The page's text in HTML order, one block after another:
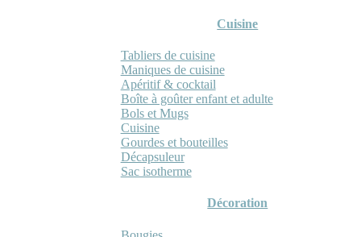
Cuisine
Tabliers de cuisine
Maniques de cuisine
Apéritif & cocktail
Boîte à goûter enfant et adulte
Bols et Mugs
Cuisine
Gourdes et bouteilles
Décapsuleur
Sac isotherme
Décoration